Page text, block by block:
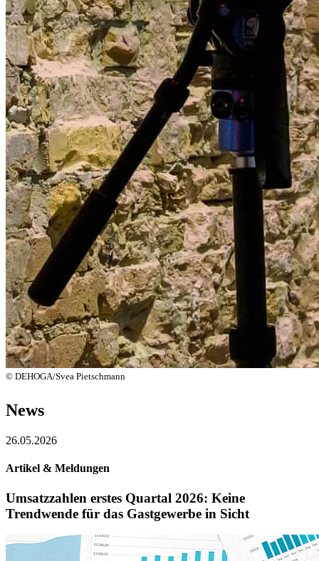
© DEHOGA/Svea Pietschmann
News
26.05.2026
Artikel & Meldungen
Umsatzzahlen erstes Quartal 2026: Keine
Trendwende für das Gastgewerbe in Sicht